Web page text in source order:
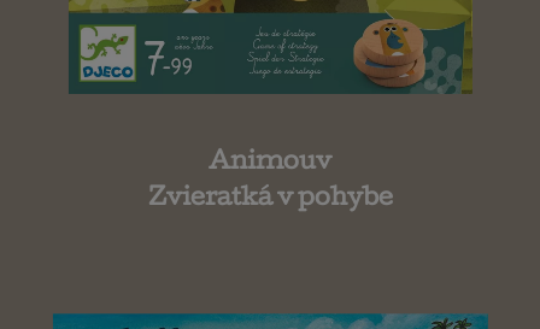
Animouv
Zvieratká v pohybe